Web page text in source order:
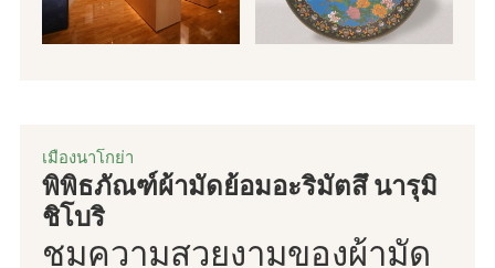
เมืองนาโกย่า
พิพิธภัณฑ์ผ้ามัดย้อมอะริมัตสึ นารุมิ
ชิโบริ
ชมความสวยงามของผ้ามัด